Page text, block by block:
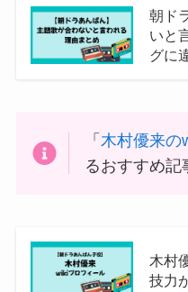
朝ド
いと
グに
「 木村優来の
るおすすめ記
木村
技力